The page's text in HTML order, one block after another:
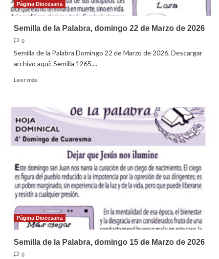
Página Diocesana
Semilla de la Palabra, domingo 22 de Marzo de 2026
0
Semilla de la Palabra Domingo 22 de Marzo de 2026. Descargar
archivo aquí: Semilla 1265....
Leer másLeer
Semilla
de
la
Palabra,
domingo
Marzo
de
2026
Página Diocesana
Semilla de la Palabra, domingo 15 de Marzo de 2026
0